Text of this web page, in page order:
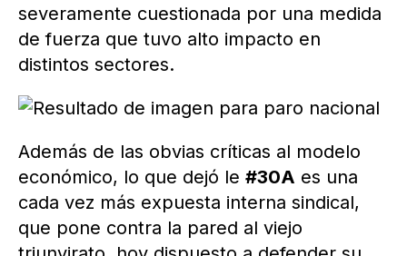
severamente cuestionada por una medida
de fuerza que tuvo alto impacto en
distintos sectores.
Además de las obvias críticas al modelo
económico, lo que dejó le #30A es una
cada vez más expuesta interna sindical,
que pone contra la pared al viejo